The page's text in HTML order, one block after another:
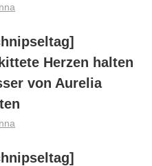
Herzen halten
von Aurelia